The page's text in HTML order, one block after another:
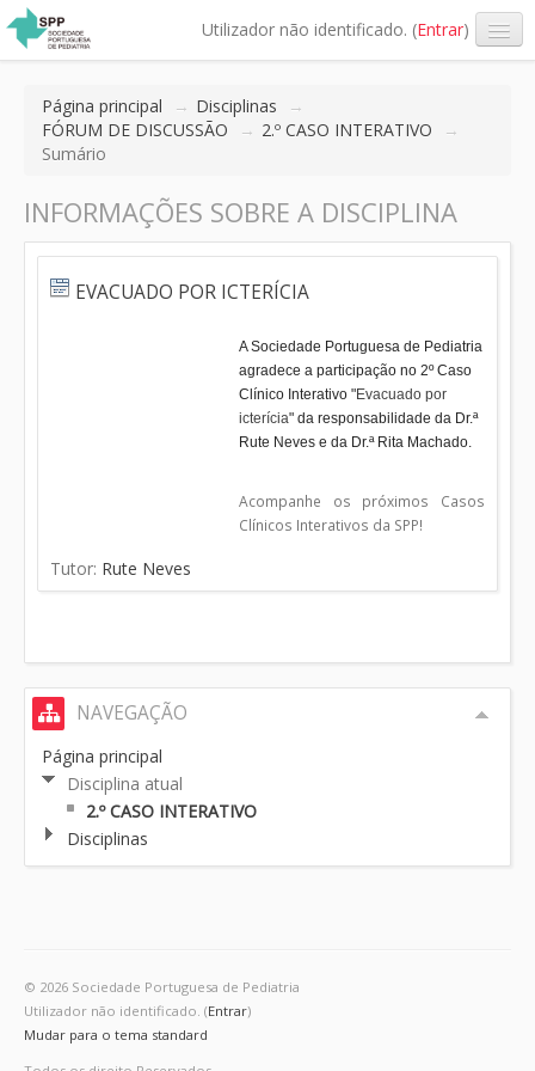
Utilizador não identificado. (Entrar)
Página principal → Disciplinas
→
FÓRUM DE DISCUSSÃO
→ 2.º CASO INTERATIVO
→
Sumário
INFORMAÇÕES SOBRE A DISCIPLINA
EVACUADO POR ICTERÍCIA
A Sociedade Portuguesa de Pediatria
agradece a participação no 2º Caso
Clínico Interativo "Evacuado por
icterícia" da responsabilidade da Dr.ª
Rute Neves e da Dr.ª Rita Machado.
Acompanhe os próximos Casos
Clínicos Interativos da SPP!
Tutor: Rute Neves
NAVEGAÇÃO
Página principal
Disciplina atual
2.º CASO INTERATIVO
Disciplinas
© 2026 Sociedade Portuguesa de Pediatria
Utilizador não identificado. (Entrar)
Mudar para o tema standard